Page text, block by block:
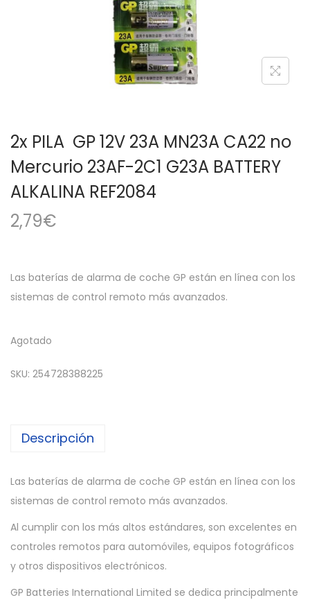
a
c
i
ó
n
i
d
o
2x PILA GP 12V 23A MN23A CA22 no
Mercurio 23AF-2C1 G23A BATTERY
ALKALINA REF2084
2,79€
Las baterías de alarma de coche GP están en línea con los
sistemas de control remoto más avanzados.
Agotado
SKU: 254728388225
Descripción
Las baterías de alarma de coche GP están en línea con los
sistemas de control remoto más avanzados.
Al cumplir con los más altos estándares, son excelentes en
controles remotos para automóviles, equipos fotográficos
y otros dispositivos electrónicos.
GP Batteries International Limited se dedica principalmente